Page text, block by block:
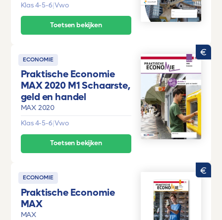
Klas 4-5-6|Vwo
Toetsen bekijken
ECONOMIE
Praktische Economie
MAX 2020 M1 Schaarste,
geld en handel
MAX 2020
Klas 4-5-6|Vwo
Toetsen bekijken
ECONOMIE
Praktische Economie
MAX
MAX